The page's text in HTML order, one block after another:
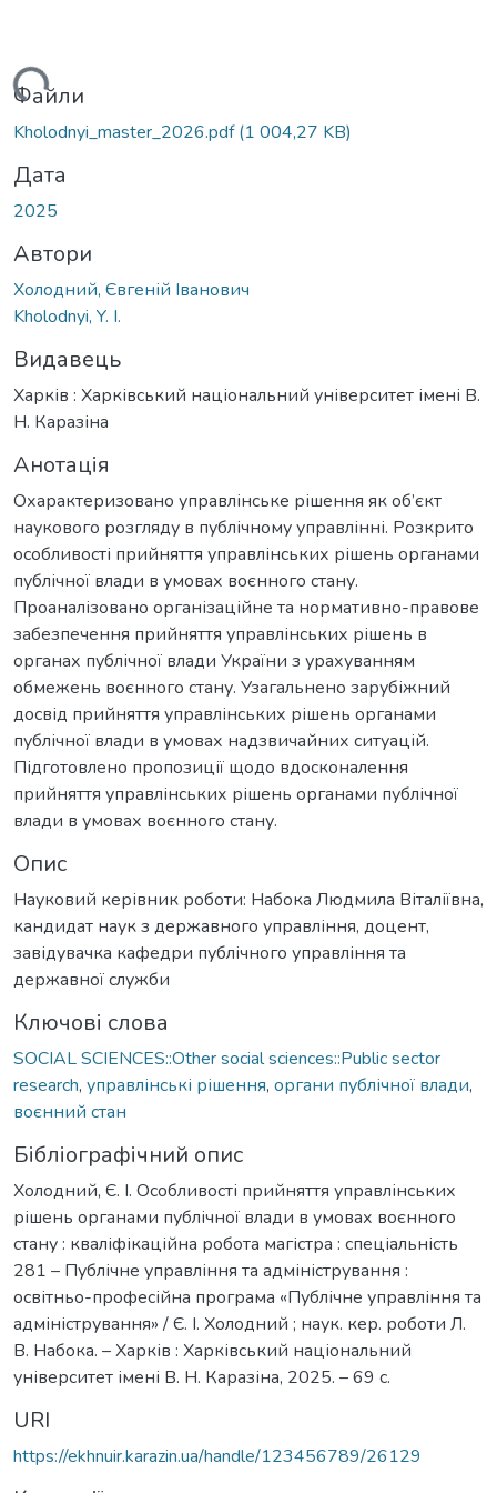
Файли
Kholodnyi_master_2026.pdf(1 004,27 KB)
Дата
2025
Автори
Холодний, Євгеній Іванович
Kholodnyi, Y. I.
Видавець
Харків : Харківський національний університет імені В.
Н. Каразіна
Анотація
Охарактеризовано управлінське рішення як об’єкт
наукового розгляду в публічному управлінні. Розкрито
особливості прийняття управлінських рішень органами
публічної влади в умовах воєнного стану.
Проаналізовано організаційне та нормативно-правове
забезпечення прийняття управлінських рішень в
органах публічної влади України з урахуванням
обмежень воєнного стану. Узагальнено зарубіжний
досвід прийняття управлінських рішень органами
публічної влади в умовах надзвичайних ситуацій.
Підготовлено пропозиції щодо вдосконалення
прийняття управлінських рішень органами публічної
влади в умовах воєнного стану.
Опис
Науковий керівник роботи: Набока Людмила Віталіївна,
кандидат наук з державного управління, доцент,
завідувачка кафедри публічного управління та
державної служби
Ключові слова
SOCIAL SCIENCES::Other social sciences::Public sector
research, управлінські рішення, органи публічної влади,
воєнний стан
Бібліографічний опис
Холодний, Є. І. Особливості прийняття управлінських
рішень органами публічної влади в умовах воєнного
стану : кваліфікаційна робота магістра : спеціальність
281 – Публічне управління та адміністрування :
освітньо-професійна програма «Публічне управління та
адміністрування» / Є. І. Холодний ; наук. кер. роботи Л.
В. Набока. – Харків : Харківський національний
університет імені В. Н. Каразіна, 2025. – 69 с.
URI
https://ekhnuir.karazin.ua/handle/123456789/26129